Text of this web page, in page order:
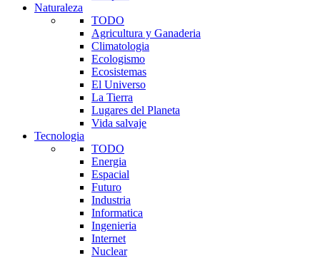
Naturaleza
TODO
Agricultura y Ganaderia
Climatologia
Ecologismo
Ecosistemas
El Universo
La Tierra
Lugares del Planeta
Vida salvaje
Tecnologia
TODO
Energia
Espacial
Futuro
Industria
Informatica
Ingenieria
Internet
Nuclear